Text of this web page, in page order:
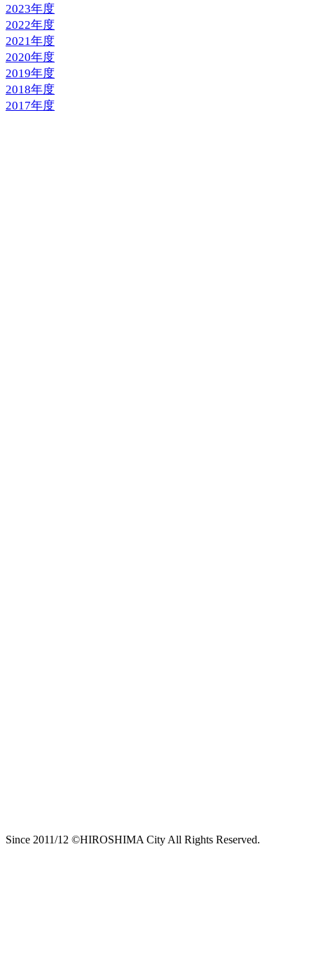
2023年度
2022年度
2021年度
2020年度
2019年度
2018年度
2017年度
Since 2011/12 ©HIROSHIMA City All Rights Reserved.